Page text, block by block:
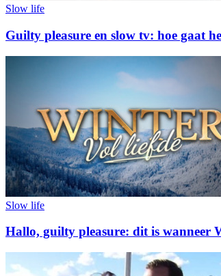
Slow life
Guilty pleasure en slow tv: hoe gaat
Slow life
Hallo, guilty pleasure: dit is wanneer